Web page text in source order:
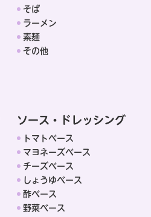
そば
ラーメン
素麺
その他
ソース・ドレッシング
トマトベース
マヨネーズベース
チーズベース
しょうゆベース
酢ベース
野菜ベース